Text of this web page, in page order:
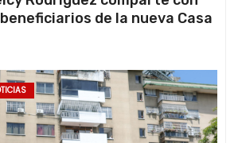
de la nueva Casa
Primavera” en Caracas